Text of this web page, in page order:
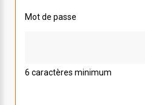
Mot de passe
6 caractères minimum